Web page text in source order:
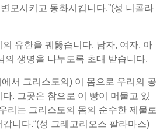
모시키고 동화시킵니다.”(성 니콜라
유한을 꿰뚫습니다. 남자, 여자, 아
의 생명을 나누도록 초대 받습니다.
서 그리스도의) 이 몸으로 우리의 공
. 그곳은 참으로 이 빵이 머물고 있
리는 그리스도의 몸의 순수한 제물로
니다.“(성 그레고리오스 팔라마스)